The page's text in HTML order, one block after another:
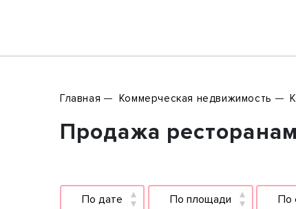
Главная Коммерческая недвижимость
Продажа
По дате По площади По